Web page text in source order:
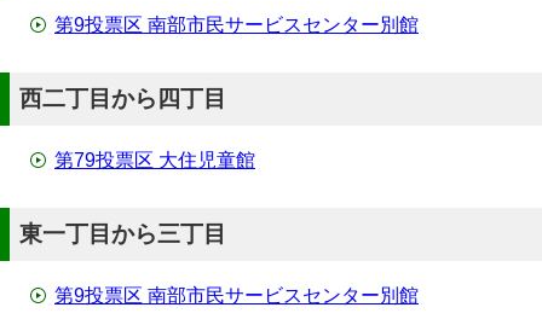
第9投票区 南部市民サービスセンター別館
西二丁目から四丁目
第79投票区 大住児童館
東一丁目から三丁目
第9投票区 南部市民サービスセンター別館